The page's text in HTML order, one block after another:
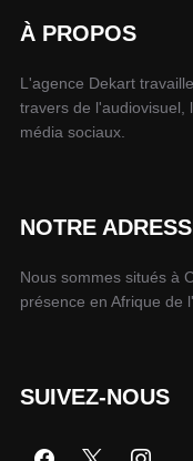
À PROPOS
L'agence Dekart
travers de l'audiovisuel,
média sociaux.
NOTRE
Nous sommes situés à
présence en Afrique de
SUIVEZ-NOUS